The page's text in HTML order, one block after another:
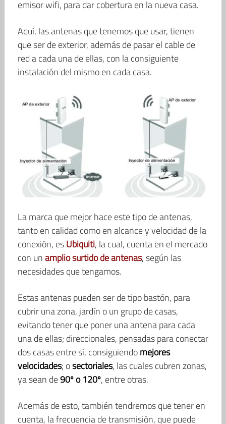
emisor wifi, para dar cobertura en la nueva casa.
Aquí, las antenas que tenemos que usar, tienen
que ser de exterior, además de pasar el cable de
red a cada una de ellas, con la consiguiente
instalación del mismo en cada casa.
La marca que mejor hace este tipo de antenas,
tanto en calidad como en alcance y velocidad de la
conexión, esUbiquiti, la cual, cuenta en el mercado
con unamplio surtido de antenas, según las
necesidades que tengamos.
Estas antenas pueden ser de tipo bastón, para
cubrir una zona, jardín o un grupo de casas,
evitando tener que poner una antena para cada
una de ellas; direccionales, pensadas para conectar
dos casas entre sí, consiguiendomejores
velocidades; osectoriales, las cuales cubren zonas,
ya sean de90º o 120º, entre otras.
Además de esto, también tendremos que tener en
cuenta, la frecuencia de transmisión, que puede